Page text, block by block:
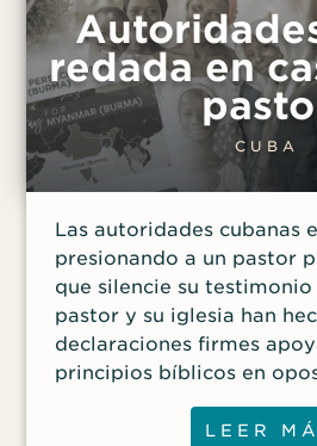
redada en
CUBA
Las autoridades cubanas
presionando a un pastor
que silencie su testimonio
pastor y su iglesia han
declaraciones firmes
principios bíblicos en
políticas del gobierno
estas declaraciones, y a
LEER